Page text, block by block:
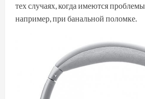
тех случаях, когда имеются
например, при банальной поломке.